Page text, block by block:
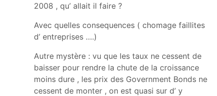
2008 , qu’ allait il faire ?
Avec quelles consequences ( chomage faillites
d’ entreprises ….)
Autre mystère : vu que les taux ne cessent de
baisser pour rendre la chute de la croissance
moins dure , les prix des Government Bonds ne
cessent de monter , on est quasi sur d’ y